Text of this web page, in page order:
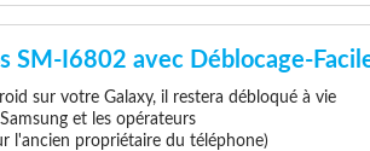
SM-I6802 avec Déblocage-
sur votre Galaxy, il restera débloqué à vie
et les opérateurs
l'ancien propriétaire du téléphone)